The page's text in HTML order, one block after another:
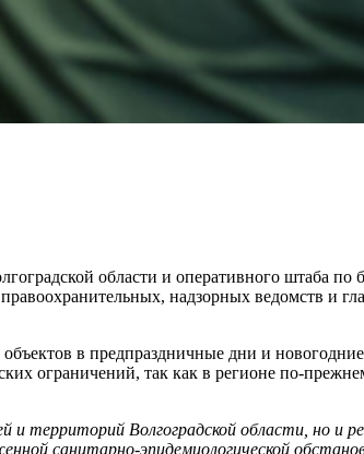
области и оперативного штаба по
надзорных ведомств и
в предпраздничные дни и
ограничений, так как в регионе по-
территорий Волгоградской области, но и
санитарно-эпидемиологической